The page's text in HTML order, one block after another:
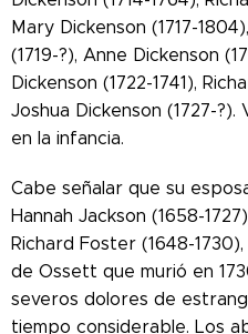
Mary Dickenson (1717-
(1719-?), Anne Dickenson
Dickenson (1722-1741),
Joshua Dickenson (1727-
en la infancia.
Cabe señalar que su
Hannah Jackson (1658-
Richard Foster (1648-
de Ossett que murió en
severos dolores de
tiempo considerable. Los